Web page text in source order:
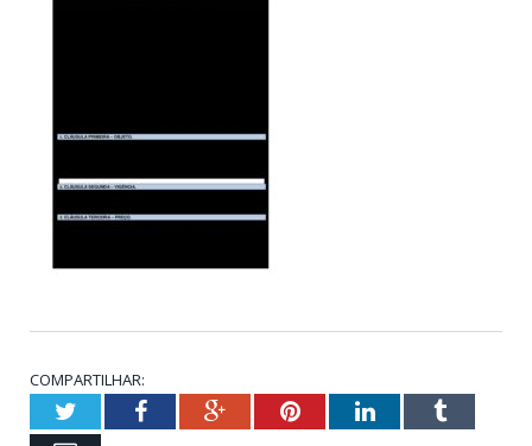
COMPARTILHAR:
TwitterFacebookGoogle+PinterestLinkedInTumblr